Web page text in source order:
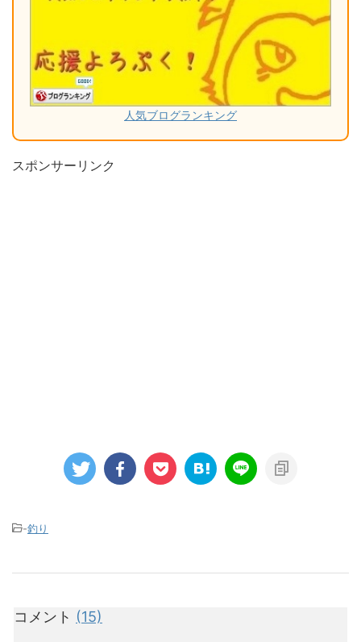
人気ブログランキング
スポンサーリンク
-釣り
コメント (15)